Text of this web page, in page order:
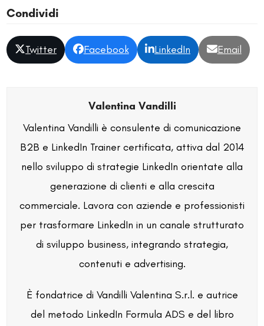
Condividi
Twitter Facebook LinkedIn Email
Valentina Vandilli
Valentina Vandilli è consulente di comunicazione
B2B e LinkedIn Trainer certificata, attiva dal 2014
nello sviluppo di strategie LinkedIn orientate alla
generazione di clienti e alla crescita
commerciale. Lavora con aziende e professionisti
per trasformare LinkedIn in un canale strutturato
di sviluppo business, integrando strategia,
contenuti e advertising.
È fondatrice di Vandilli Valentina S.r.l. e autrice
del metodo LinkedIn Formula ADS e del libro